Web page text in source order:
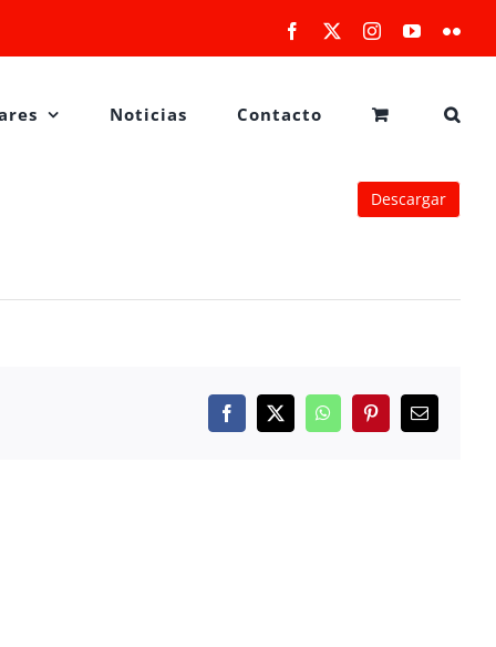
Facebook InstagramYouTube
Noticias Contacto
Descargar
Facebook
X WhatsAppPinterestCorreo
electrónico